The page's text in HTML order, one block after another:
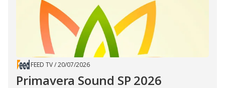
FEED TV/20/07/2026
Primavera Sound SP 2026